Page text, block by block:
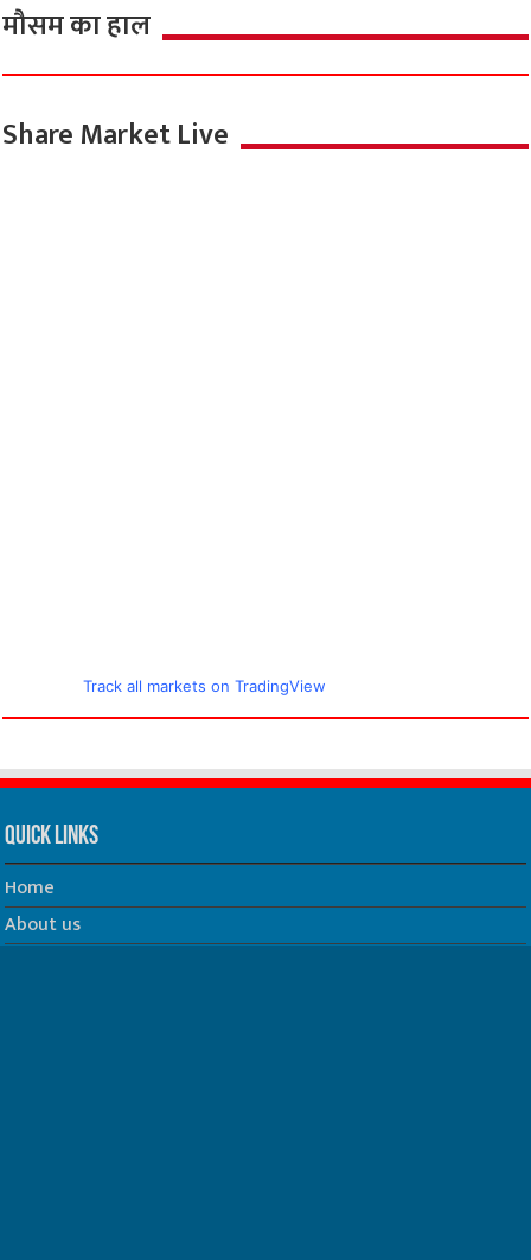
मौसम का हाल
Share Market Live
Track all markets on TradingView
Quick Links
Home
About us